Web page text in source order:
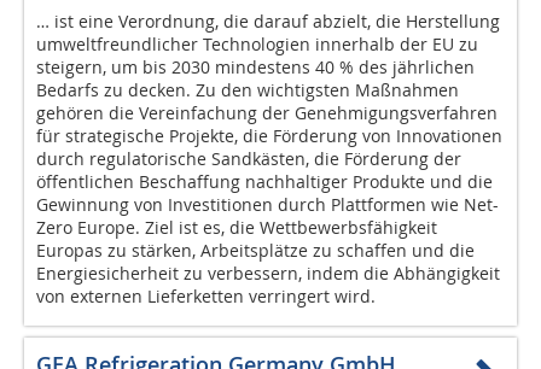
… ist eine Verordnung, die darauf abzielt, die Herstellung
umweltfreundlicher Technologien innerhalb der EU zu
steigern, um bis 2030 mindestens 40 % des jährlichen
Bedarfs zu decken. Zu den wichtigsten Maßnahmen
gehören die Vereinfachung der Genehmigungsverfahren
für strategische Projekte, die Förderung von Innovationen
durch regulatorische Sandkästen, die Förderung der
öffentlichen Beschaffung nachhaltiger Produkte und die
Gewinnung von Investitionen durch Plattformen wie Net-
Zero Europe. Ziel ist es, die Wettbewerbsfähigkeit
Europas zu stärken, Arbeitsplätze zu schaffen und die
Energiesicherheit zu verbessern, indem die Abhängigkeit
von externen Lieferketten verringert wird.